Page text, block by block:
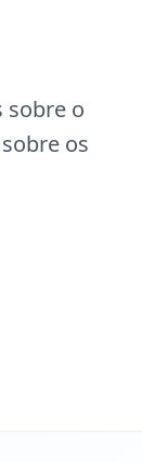
sobre o
os